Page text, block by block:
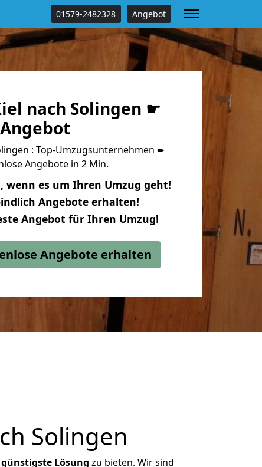
01579-2482328 Angebot
nach Solingen ☛
: Top-Umzugsunternehmen ➨
Angebote in 2 Min.
wenn es um Ihren Umzug geht!
Angebote erhalten!
Angebot für Ihren Umzug!
Angebote erhalten
Solingen
günstigste Lösung zu bieten. Wir sind